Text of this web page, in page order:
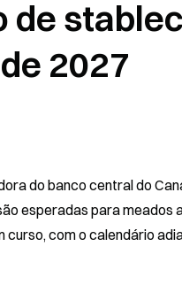
de
2027
do banco central do
esperadas para meados
com o calendário